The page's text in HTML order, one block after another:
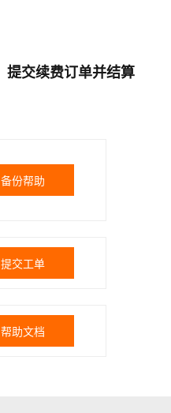
提交续费订单并结算
备份帮助
提交工单
帮助文档